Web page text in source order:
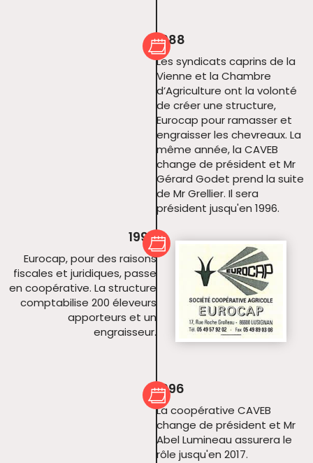
1988
Les syndicats caprins de la
Vienne et la Chambre
d’Agriculture ont la volonté
de créer une structure,
Eurocap pour ramasser et
engraisser les chevreaux. La
même année, la CAVEB
change de président et Mr
Gérard Godet prend la suite
de Mr Grellier. Il sera
président jusqu'en 1996.
1990
Eurocap, pour des raisons
fiscales et juridiques, passe
en coopérative. La structure
comptabilise 200 éleveurs
apporteurs et un
engraisseur.
1996
La coopérative CAVEB
change de président et Mr
Abel Lumineau assurera le
rôle jusqu'en 2017.